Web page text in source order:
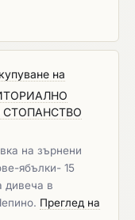
на
на зърнени
ябълки- 15
дивеча в
Преглед на